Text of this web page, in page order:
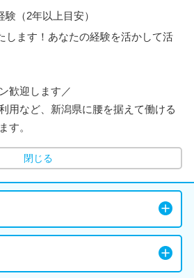
（2年以上目安）
します！あなたの経験を活かして活
歓迎します／
用など、新潟県に腰を据えて働ける
す。
閉じる